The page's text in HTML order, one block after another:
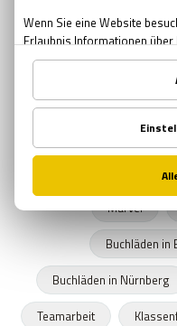
Teambuilding
Mutter-
Mutter-
Mutter-Tochter
Marvel
Buchläden in
Buchläden in Nürnberg
Teamarbeit